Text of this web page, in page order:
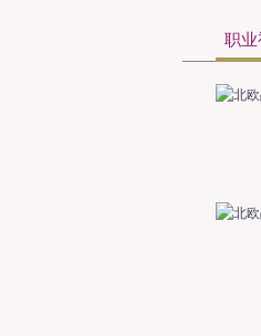
职业